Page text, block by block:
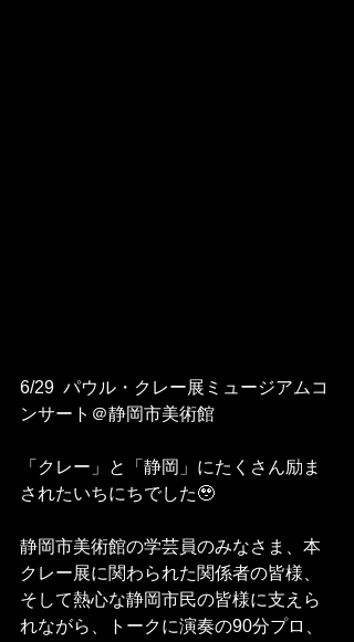
6/29  パウル・クレー展ミュージアムコ
ンサート＠静岡市美術館
「クレー」と「静岡」にたくさん励ま
されたいちにちでした🥹
静岡市美術館の学芸員のみなさま、本
クレー展に関わられた関係者の皆様、
そして熱心な静岡市民の皆様に支えら
れながら、トークに演奏の90分プロ、